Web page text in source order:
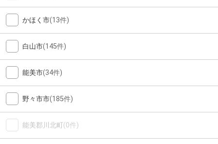
かほく市(13件)
白山市(145件)
能美市(34件)
野々市市(185件)
能美郡川北町(0件)